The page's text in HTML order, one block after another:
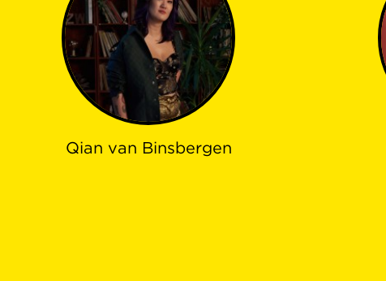
Qian van Binsbergen